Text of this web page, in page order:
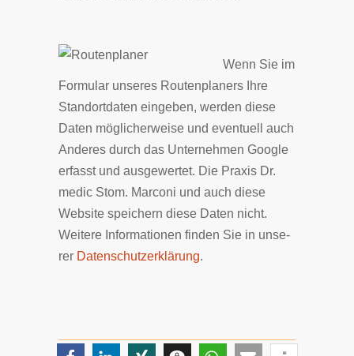
Wenn Sie im
For­mu­lar unseres Routenplaners Ih­re
Stand­ort­­da­ten ein­ge­ben, wer­den diese
Da­ten möglicherweise und even­tuell auch
Anderes durch das Un­ter­neh­men Google
er­fasst und ausgewertet. Die Pra­xis Dr.
medic Stom. Marconi und auch die­se
Web­si­te spei­chern diese Da­ten nicht.
Wei­te­re In­for­ma­tio­nen fin­den Sie in un­se­
rer Da­ten­schutz­er­klä­rung.